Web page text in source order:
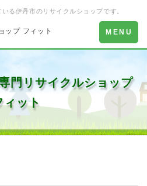
る伊丹市のリサイクルショップです。
ップ フィット
Toggle
navigation
MENU
門リサイクルショップ
ィット